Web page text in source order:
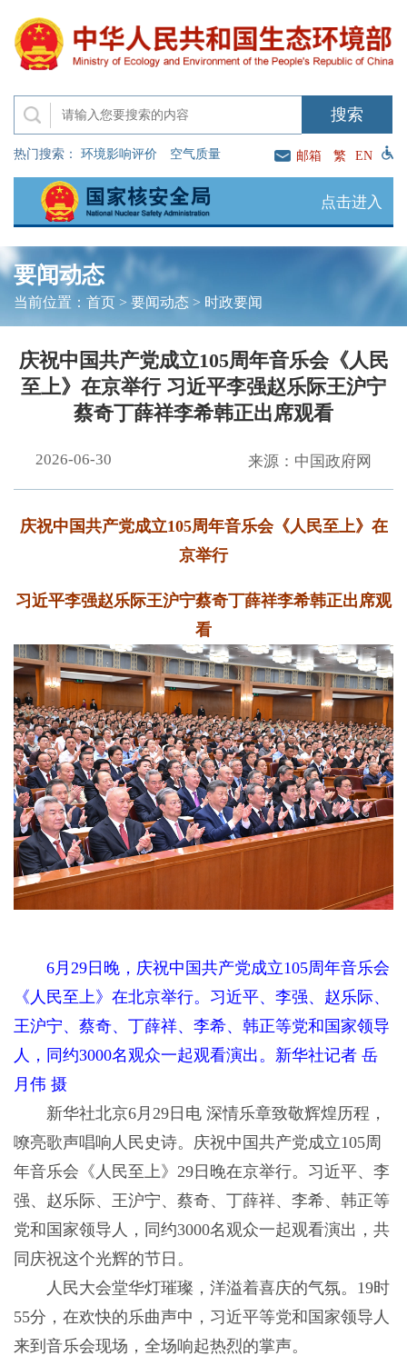
热门搜索： 环境影响评价 空气质量 邮箱 繁 EN
点击进入
要闻动态
当前位置： 首页> 要闻动态 > 时政要闻
庆祝中国共产党成立105周年音乐会《人民
至上》在京举行 习近平李强赵乐际王沪宁
蔡奇丁薛祥李希韩正出席观看
2026-06-30 来源：中国政府网
庆祝中国共产党成立105周年音乐会《人民至上》在
京举行
习近平李强赵乐际王沪宁蔡奇丁薛祥李希韩正出席观
看
6月29日晚，庆祝中国共产党成立105周年音乐会
《人民至上》在北京举行。习近平、李强、赵乐际、
王沪宁、蔡奇、丁薛祥、李希、韩正等党和国家领导
人，同约3000名观众一起观看演出。新华社记者 岳
月伟 摄
新华社北京6月29日电 深情乐章致敬辉煌历程，
嘹亮歌声唱响人民史诗。庆祝中国共产党成立105周
年音乐会《人民至上》29日晚在京举行。习近平、李
强、赵乐际、王沪宁、蔡奇、丁薛祥、李希、韩正等
党和国家领导人，同约3000名观众一起观看演出，共
同庆祝这个光辉的节日。
人民大会堂华灯璀璨，洋溢着喜庆的气氛。19时
55分，在欢快的乐曲声中，习近平等党和国家领导人
来到音乐会现场，全场响起热烈的掌声。